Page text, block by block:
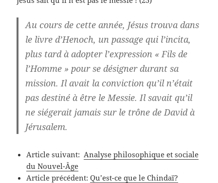
Au cours de cette année, Jésus trouva dans
le livre d’Henoch, un passage qui l’incita,
plus tard à adopter l’expression « Fils de
l’Homme » pour se désigner durant sa
mission. Il avait la conviction qu’il n’était
pas destiné à être le Messie. Il savait qu’il
ne siégerait jamais sur le trône de David à
Jérusalem.
Article suivant: Analyse philosophique et sociale
du Nouvel-Âge
Article précédent:Qu’est-ce que le Chindaï?